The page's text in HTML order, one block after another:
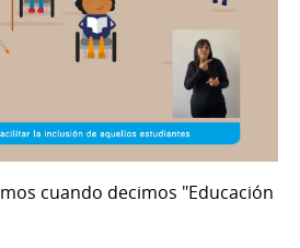
cuando decimos "Educación